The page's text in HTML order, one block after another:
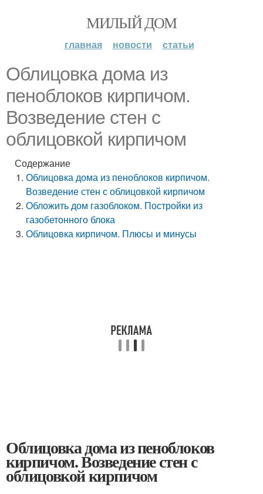
МИЛЫЙ ДОМ
главная новости статьи
Облицовка дома из
пеноблоков кирпичом.
Возведение стен с
облицовкой кирпичом
Содержание
Облицовка дома из пеноблоков кирпичом.
Возведение стен с облицовкой кирпичом
Обложить дом газоблоком. Постройки из
газобетонного блока
Облицовка кирпичом. Плюсы и минусы
Облицовка дома из пеноблоков
кирпичом. Возведение стен с
облицовкой кирпичом